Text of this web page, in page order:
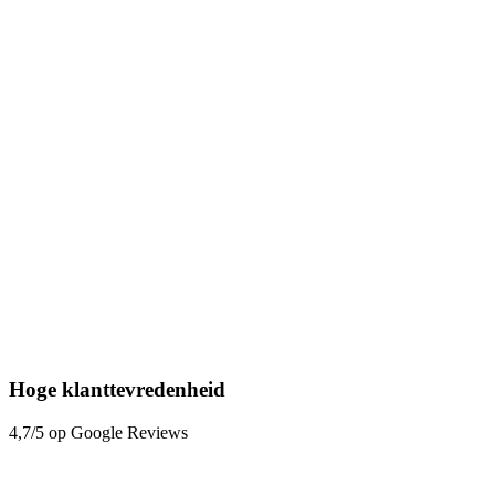
Hoge klanttevredenheid
4,7/5 op Google Reviews